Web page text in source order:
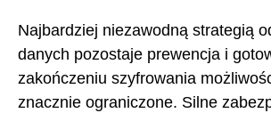
Najbardziej niezawodną strategią
danych pozostaje prewencja i
zakończeniu szyfrowania
znacznie ograniczone. Silne